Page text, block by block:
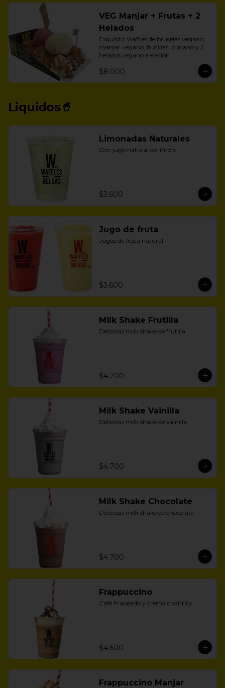
VEG Manjar + Frutas + 2
Helados
Exquisito Waffles de bruselas vegano,
manjar vegano, frutillas, plátano y 2
helados vegano a eleción.
$8.000
Liquidos🥤
Limonadas Naturales
Con jugo natural de limón.
$3.600
Jugo de fruta
Jugos de fruta natural
$3.600
Milk Shake Frutilla
Delicioso milk shake de frutilla
$4.700
Milk Shake Vainilla
Delicioso milk shake de vainilla
$4.700
Milk Shake Chocolate
Delicioso milk shake de chocolate
$4.700
Frappuccino
Café Frapeado y crema chantilly
$4.600
Frappuccino Manjar